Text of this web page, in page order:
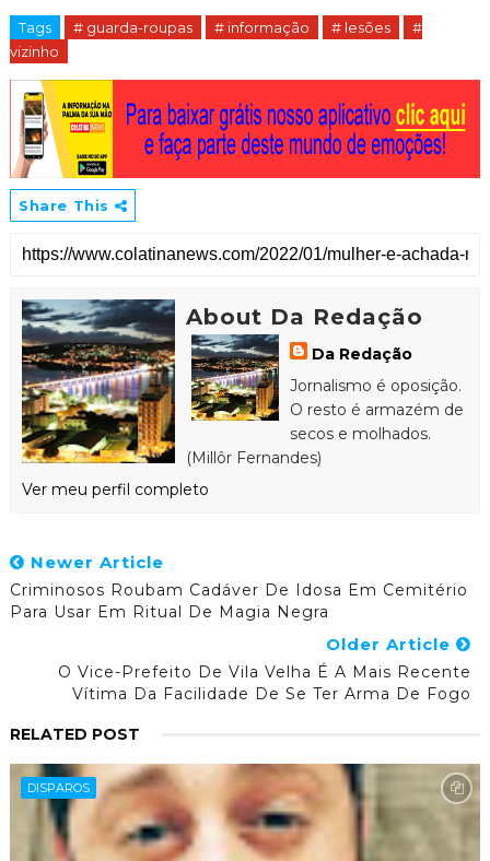
Tags # guarda-roupas # informação # lesões
#
vizinho
Share This
About Da Redação
Da Redação
Jornalismo é oposição.
O resto é armazém de
secos e molhados.
(Millôr Fernandes)
Ver meu perfil completo
Newer Article
Criminosos Roubam Cadáver De Idosa Em Cemitério
Para Usar Em Ritual De Magia Negra
Older Article
O Vice-Prefeito De Vila Velha É A Mais Recente
Vítima Da Facilidade De Se Ter Arma De Fogo
RELATED POST
DISPAROS